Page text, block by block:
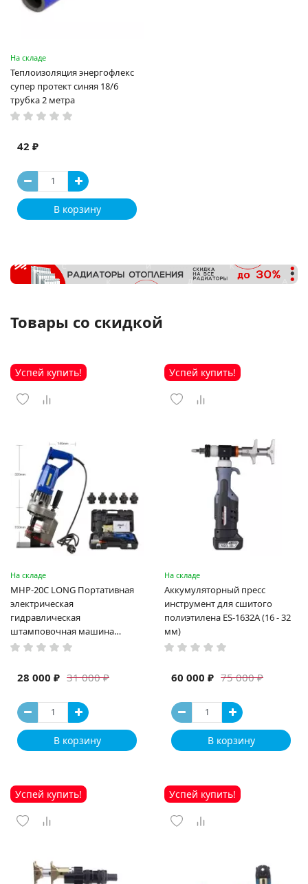
На складе
Теплоизоляция энергофлекс
супер протект синяя 18/6
трубка 2 метра
42 ₽
В корзину
Товары со скидкой
Успей купить!
На складе
MHP-20C LONG Портативная
электрическая
гидравлическая
штамповочная машина
высокая мощность и мощный
машина
31 000 ₽
28 000 ₽
В корзину
Успей купить!
На складе
Аккумуляторный пресс
инструмент для сшитого
полиэтилена ES-1632A (16 - 32
мм)
75 000 ₽
60 000 ₽
В корзину
Успей купить! Успей купить!